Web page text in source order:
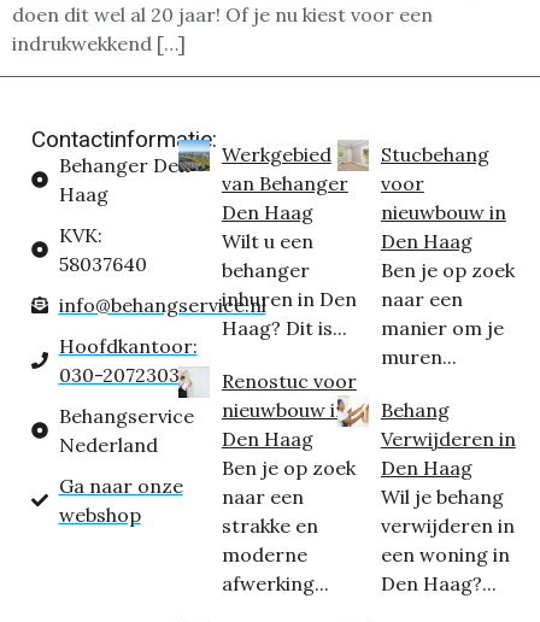
doen dit wel al 20 jaar! Of je nu kiest voor een
indrukwekkend […]
Contactinformatie:
Behanger Den
Haag
KVK:
58037640
info@behangservice.nl
Hoofdkantoor:
030-2072303
Behangservice
Nederland
Ga naar onze
webshop
Werkgebied
van Behanger
Den Haag
Wilt u een
behanger
inhuren in Den
Haag? Dit is...
Renostuc voor
nieuwbouw in
Den Haag
Ben je op zoek
naar een
strakke en
moderne
afwerking...
Stucbehang
voor
nieuwbouw in
Den Haag
Ben je op zoek
naar een
manier om je
muren...
Behang
Verwijderen in
Den Haag
Wil je behang
verwijderen in
een woning in
Den Haag?...